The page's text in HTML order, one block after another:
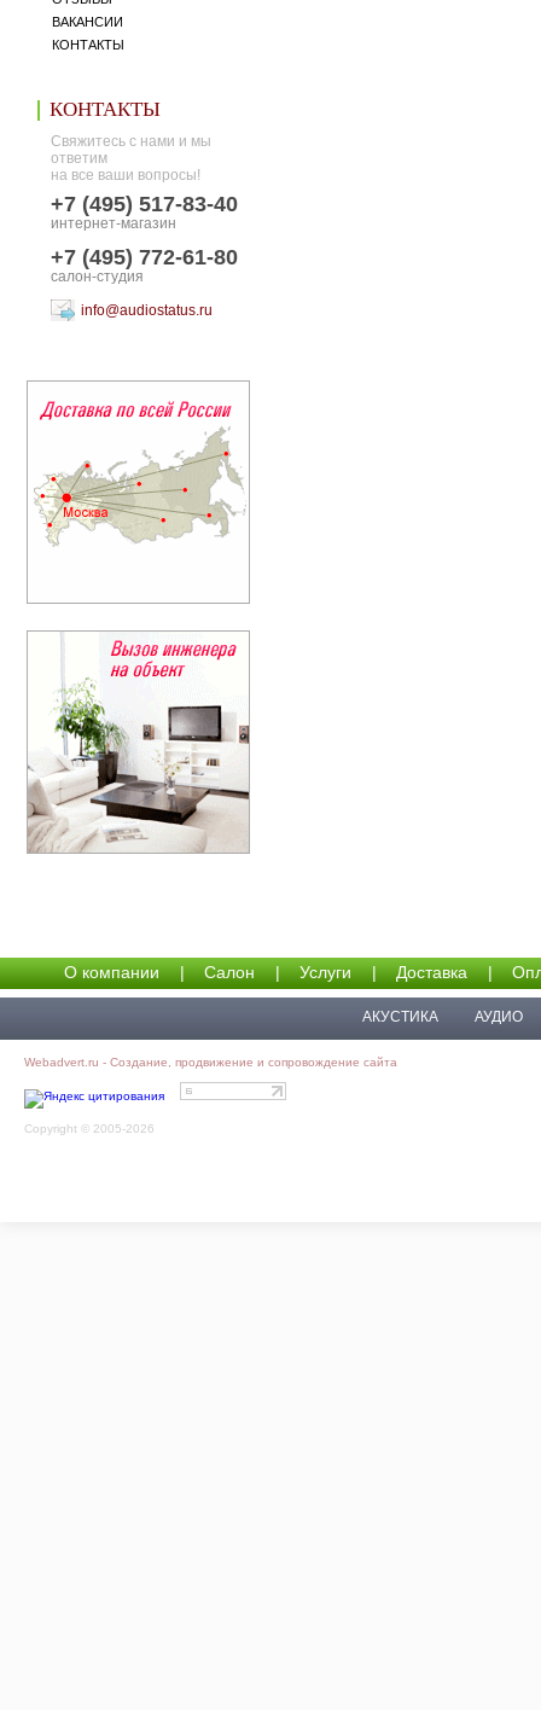
ВАКАНСИИ
КОНТАКТЫ
КОНТАКТЫ
Свяжитесь с нами и мы
ответим
на все ваши вопросы!
+7 (495) 517-83-40
интернет-магазин
+7 (495) 772-61-80
салон-студия
info@audiostatus.ru
О компании | Салон | Услуги | Доставка |
АКУСТИКА АУДИО
Webadvert.ru - Создание, продвижение и сопровождение сайта
Copyright © 2005-2026